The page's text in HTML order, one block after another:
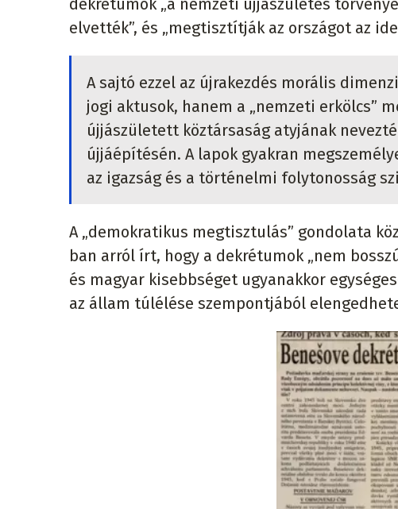
dekrétumok „a nemzeti újjászületés
elvették”, és „megtisztítják az országot az
A sajtó ezzel az újrakezdés morális
jogi aktusok, hanem a „nemzeti erkölcs”
újjászületett köztársaság atyjának
újjáépítésén. A lapok gyakran
az igazság és a történelmi folytonosság
A „demokratikus megtisztulás” gondolata
ban arról írt, hogy a dekrétumok „nem
és magyar kisebbséget ugyanakkor
az állam túlélése szempontjából